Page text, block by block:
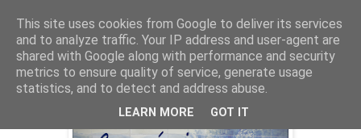
segunda-feira, 13 de abril de 2015
Corrécio - Apresentação
This site uses cookies from Google to deliver its services
and to analyze traffic. Your IP address and user-agent are
shared with Google along with performance and security
metrics to ensure quality of service, generate usage
statistics, and to detect and address abuse.
LEARN MORE GOT IT